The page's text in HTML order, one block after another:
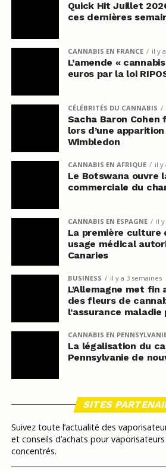
Quick Hit Juillet
ces dernières
CANNABIS EN FRANCE il y
L’amende «
euros par la loi
CÉLÉBRITÉS DU CANNABIS
Sacha Baron Cohen
lors d’une
Wimbledon
CANNABIS EN AFRIQUE il y
Le Botswana ouvre
commerciale du
CANNABIS EN ESPAGNE il
La première culture
usage médical
Canaries
BUSINESS il y a 3 semaines
L’Allemagne met
des fleurs de
l’assurance maladie
CANNABIS EN
La légalisation du
Pennsylvanie de
SITES
Suivez toute l’actualité des
et conseils d’achats pour
concentrés.